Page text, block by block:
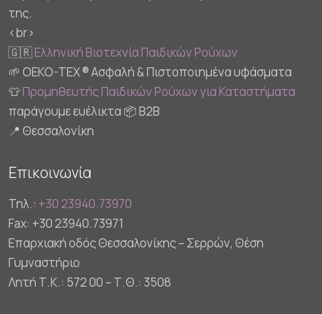
της.
<br>
🇬🇷Ελληνική Βιοτεχνία Παιδικών Ρούχων
🌱 OEKO-TEX ® Ασφαλή & Πιστοποιημένα υφάσματα
👕Προμηθευτής Παιδικών Ρούχων για Καταστήματα
παράγουμε ευέλικτα 📦 B2B
📍 Θεσσαλονίκη
Επικοινωνία
Τηλ.: +30 23940.73970
Fax: +30 23940.73971
Επαρχιακή οδός Θεσσαλονίκης – Σερρών, Θέση
Γυμναστήριο
Λητή Τ.Κ.: 572 00 – Τ.Θ.: 3508